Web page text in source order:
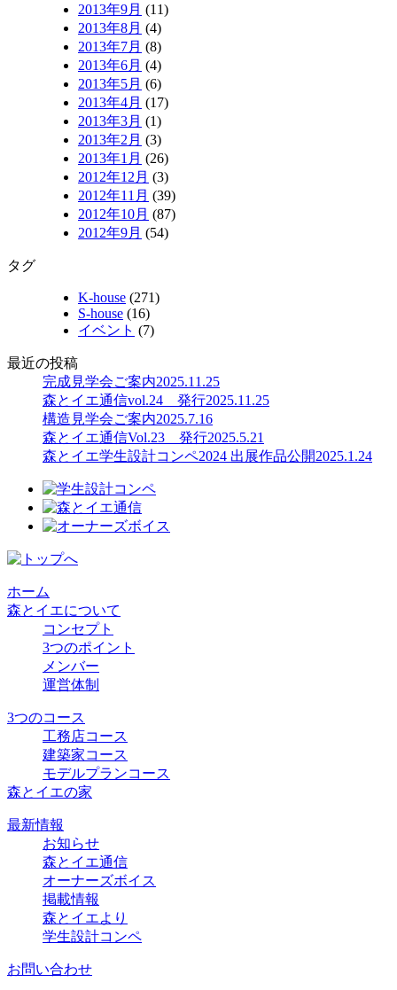
2013年9月 (11)
2013年8月 (4)
2013年7月 (8)
2013年6月 (4)
2013年5月 (6)
2013年4月 (17)
2013年3月 (1)
2013年2月 (3)
2013年1月 (26)
2012年12月 (3)
2012年11月 (39)
2012年10月 (87)
2012年9月 (54)
タグ
K-house (271)
S-house (16)
イベント (7)
最近の投稿
完成見学会ご案内2025.11.25
森とイエ通信vol.24 発行2025.11.25
構造見学会ご案内2025.7.16
森とイエ通信Vol.23 発行2025.5.21
森とイエ学生設計コンペ2024 出展作品公開2025.1.24
ホーム
森とイエについて
コンセプト
3つのポイント
メンバー
運営体制
3つのコース
工務店コース
建築家コース
モデルプランコース
森とイエの家
最新情報
お知らせ
森とイエ通信
オーナーズボイス
掲載情報
森とイエより
学生設計コンペ
お問い合わせ